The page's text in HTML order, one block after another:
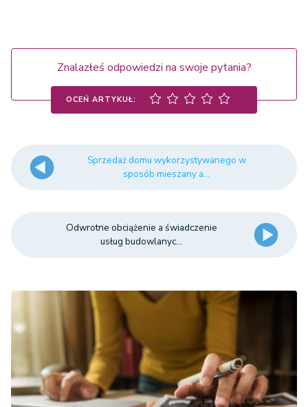
Znalazłeś odpowiedzi na swoje pytania?
OCEŃ ARTYKUŁ:
Sprzedaż domu wykorzystywanego w
sposób mieszany a...
Odwrotne obciążenie a świadczenie
usług budowlanyc...